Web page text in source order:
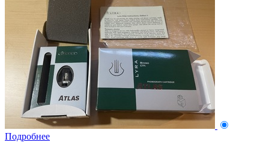
Подробнее